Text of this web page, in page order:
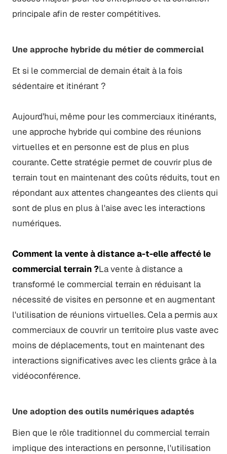
principale afin de rester compétitives.
Une approche hybride du métier de commercial
Et si le commercial de demain était à la fois
sédentaire et itinérant ?
Aujourd’hui, même pour les commerciaux itinérants,
une approche hybride qui combine des réunions
virtuelles et en personne est de plus en plus
courante. Cette stratégie permet de couvrir plus de
terrain tout en maintenant des coûts réduits, tout en
répondant aux attentes changeantes des clients qui
sont de plus en plus à l'aise avec les interactions
numériques.
Comment la vente à distance a-t-elle affecté le
commercial terrain ?La vente à distance a
transformé le commercial terrain en réduisant la
nécessité de visites en personne et en augmentant
l'utilisation de réunions virtuelles. Cela a permis aux
commerciaux de couvrir un territoire plus vaste avec
moins de déplacements, tout en maintenant des
interactions significatives avec les clients grâce à la
vidéoconférence.
Une adoption des outils numériques adaptés
Bien que le rôle traditionnel du commercial terrain
implique des interactions en personne, l'utilisation